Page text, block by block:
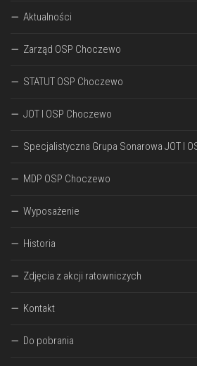
Aktualności
Zarząd OSP Choczewo
STATUT OSP Choczewo
JOT I OSP Choczewo
Specjalistyczna Grupa Sonarowa JOT I
MDP OSP Choczewo
Wyposażenie
Historia
Zdjęcia z akcji ratowniczych
Kontakt
Do pobrania